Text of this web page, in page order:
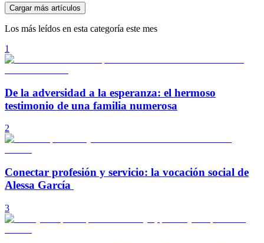
Cargar más artículos
Los más leídos en esta categoría este mes
1
De la adversidad a la esperanza: el hermoso
testimonio de una familia numerosa
2
Conectar profesión y servicio: la vocación social de
Alessa García
3